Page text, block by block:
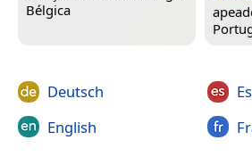
Bélgica
Deutsch
English